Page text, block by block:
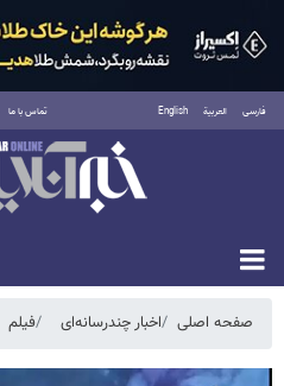
فارسی العربية English تماس با ما
شنبه ۱۷ مرداد ۱۴۰۵
صفحه اصلی اخبار چندرسانه‌ای فیلم